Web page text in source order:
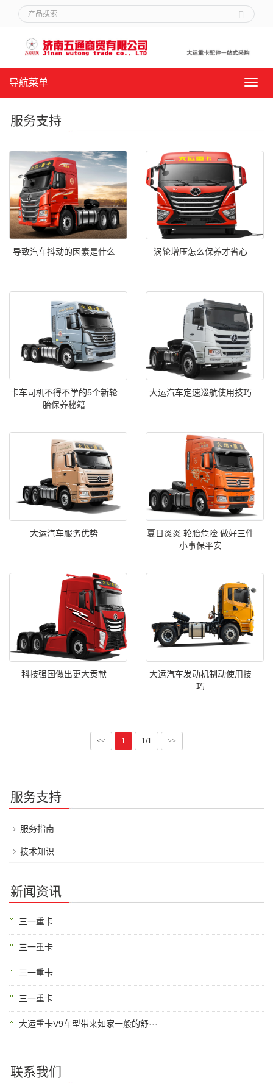
导
导航菜单
服务支持
导致汽车抖动的因素是什么 涡轮增压怎么保养才省心
卡车司机不得不学的5个新轮
胎保养秘籍
大运汽车定速巡航使用技巧
大运汽车服务优势
夏日炎炎 轮胎危险 做好三件
小事保平安
科技强国做出更大贡献
大运汽车发动机制动使用技
巧
<< 1 1/1 >>
服务支持
服务指南
技术知识
新闻资讯
三一重卡
三一重卡
三一重卡
三一重卡
大运重卡V9车型带来如家一般的舒···
联系我们